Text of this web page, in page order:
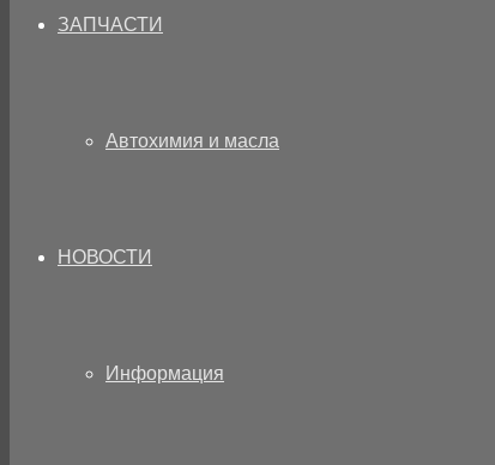
ЗАПЧАСТИ
Автохимия и масла
НОВОСТИ
Информация